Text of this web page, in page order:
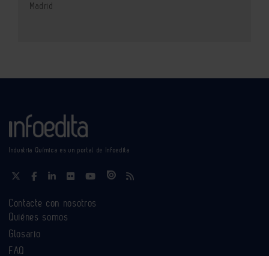
Madrid
Industria Química es un portal de Infoedita
Contacte con nosotros
Quiénes somos
Glosario
FAQ